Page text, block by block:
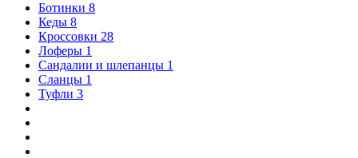
Ботинки 8
Кеды 8
Кроссовки 28
Лоферы 1
Сандалии и шлепанцы 1
Сланцы 1
Туфли 3